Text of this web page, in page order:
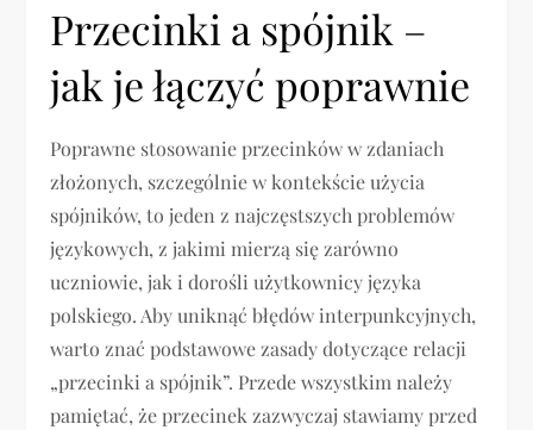
Przecinki a spójnik –
jak je łączyć poprawnie
Poprawne stosowanie przecinków w zdaniach
złożonych, szczególnie w kontekście użycia
spójników, to jeden z najczęstszych problemów
językowych, z jakimi mierzą się zarówno
uczniowie, jak i dorośli użytkownicy języka
polskiego. Aby uniknąć błędów interpunkcyjnych,
warto znać podstawowe zasady dotyczące relacji
„przecinki a spójnik”. Przede wszystkim należy
pamiętać, że przecinek zazwyczaj stawiamy przed